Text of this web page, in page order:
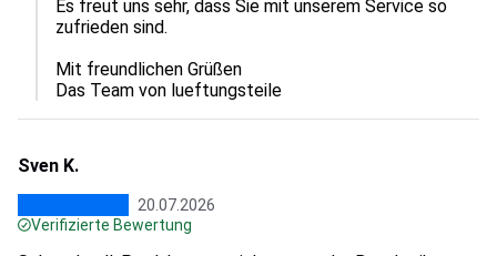
Es freut uns sehr, dass Sie mit unserem Service so
zufrieden sind.
Mit freundlichen Grüßen
Das Team von lueftungsteile
Sven K.
20.07.2026
Verifizierte Bewertung